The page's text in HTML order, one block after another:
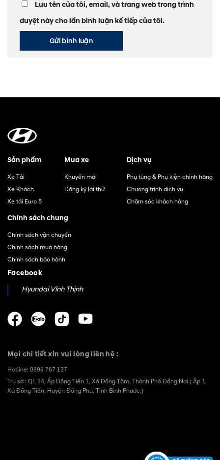
Lưu tên của tôi, email, và trang web trong trình
duyệt này cho lần bình luận kế tiếp của tôi.
Sản phẩm
Xe Tải
Xe Khách
Xe tải Euro 5
Mua xe
Khuyến mãi
Đăng ký lái thử
Dịch vụ
Phụ tùng & Phụ kiện chính hãng
Chương trình dịch vụ
Chăm sóc khách hàng
Chính sách chung
Chính sách vận chuyển
Chính sách mua hàng
Chính sách bảo hành
Facebook
Hyundai Vĩnh Thịnh
Mọi chi tiết xin vui lòng liên hệ :
Hotline: 0898 767 137
Trụ sở : QL 14, Ấp Đồng Tiến 1, Xã Đồng Tâm, Thành Phố Đồng Nai ( Âp 1,
Xã Đồng Tiến, Huyện Đồng Phú, Tỉnh Bình Phước.)